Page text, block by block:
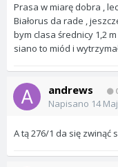
Prasa w miarę dobra ,
Białorus da rade ,
bym clasa średnicy 1,2
siano to miód i
andrews
Napisano 14
A tą 276/1 da się zwinąć